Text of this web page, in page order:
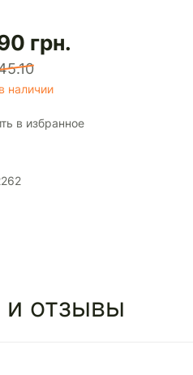
грн.
наличии
в избранное
и отзывы